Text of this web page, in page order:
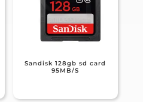
Sandisk 128gb sd card
95MB/S